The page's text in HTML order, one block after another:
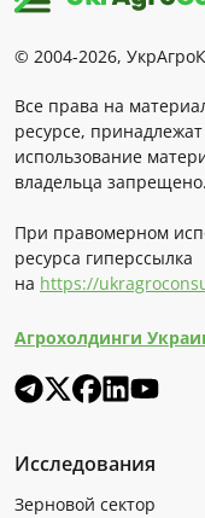
© 2004-2026,
Все права на
ресурсе,
использование
владельца запрещено.
При правомерном
ресурса гиперссылка
на https://
Агрохолдинги
Исследования
Зерновой сектор